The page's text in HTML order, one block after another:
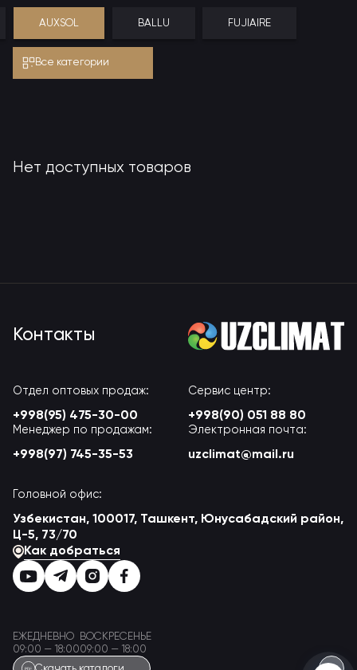
AUXSOL BALLU FUJIAIRE
Все категории
Нет доступных товаров
Контакты
Отдел оптовых продаж:
+998(95) 475-30-00
Сервис центр:
+998(90) 051 88 80
Менеджер по продажам:
+998(97) 745-35-53
Электронная почта:
uzclimat@mail.ru
Головной офис:
Узбекистан, 100017, Ташкент, Юнусабадский район,
Ц-5, 73/70
Как добраться
ЕЖЕДНЕВНО
09:00 — 18:00
ВОСКРЕСЕНЬЕ
09:00 — 18:00